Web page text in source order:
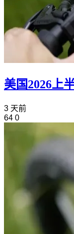
美国2026上
3 天前
64 0